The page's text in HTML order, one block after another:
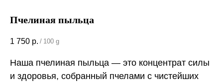
Пчелиная пыльца
1 750 р. / 100 g
Наша пчелиная пыльца — это концентрат силы
и здоровья, собранный пчелами с чистейших